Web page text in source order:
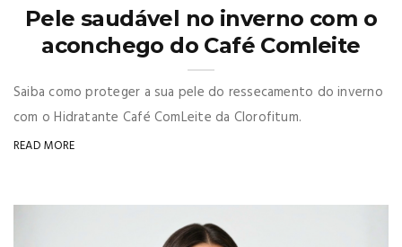
Pele saudável no inverno com o
aconchego do Café Comleite
Saiba como proteger a sua pele do ressecamento do inverno
com o Hidratante Café ComLeite da Clorofitum.
READ MORE